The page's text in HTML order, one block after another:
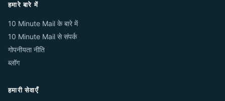
हमारे बारे में
10 Minute Mail के बारे में
10 Minute Mail से संपर्क
गोपनीयता नीति
ब्लॉग
हमारी सेवाएँ